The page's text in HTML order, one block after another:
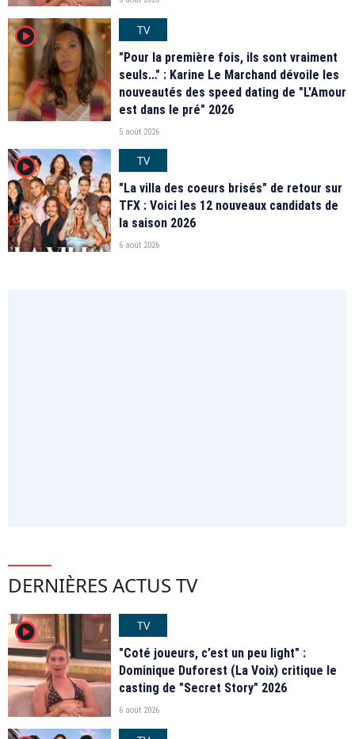
player2
TV
"Pour la première fois, ils sont vraiment
seuls…" : Karine Le Marchand dévoile les
nouveautés des speed dating de "L'Amour
est dans le pré" 2026
5 août 2026
player2
TV
"La villa des coeurs brisés" de retour sur
TFX : Voici les 12 nouveaux candidats de
la saison 2026
6 août 2026
DERNIÈRES ACTUS TV
player2
TV
"Coté joueurs, c’est un peu light" :
Dominique Duforest (La Voix) critique le
casting de "Secret Story" 2026
6 août 2026